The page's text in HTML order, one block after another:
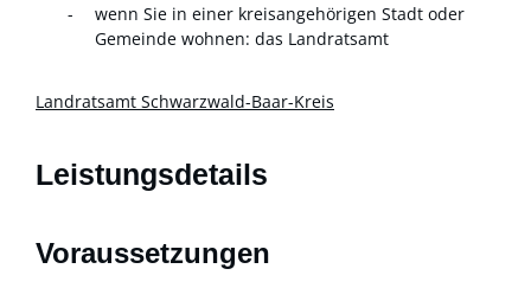
wenn Sie in einer kreisangehörigen Stadt oder
Gemeinde wohnen: das Landratsamt
Landratsamt Schwarzwald-Baar-Kreis
Leistungsdetails
Voraussetzungen